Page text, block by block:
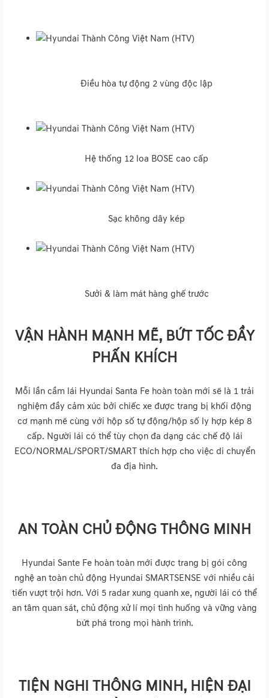
Điều hòa tự động 2 vùng độc lập
Hệ thống 12 loa BOSE cao cấp
Sạc không dây kép
Sưởi & làm mát hàng ghế trước
VẬN HÀNH MẠNH MẼ, BỨT TỐC ĐẦY
PHẤN KHÍCH
Mỗi lần cầm lái Hyundai Santa Fe hoàn toàn mới sẽ là 1 trải
nghiệm đầy cảm xúc bởi chiếc xe được trang bị khối động
cơ mạnh mẽ cùng với hộp số tự động/hộp số ly hợp kép 8
cấp. Người lái có thể tùy chọn đa dạng các chế độ lái
ECO/NORMAL/SPORT/SMART thích hợp cho việc di chuyển
đa địa hình.
AN TOÀN CHỦ ĐỘNG THÔNG MINH
Hyundai Sante Fe hoàn toàn mới được trang bị gói công
nghệ an toàn chủ động Hyundai SMARTSENSE với nhiều cải
tiến vượt trội hơn. Với 5 radar xung quanh xe, người lái có thể
an tâm quan sát, chủ động xử lí mọi tình huống và vững vàng
bứt phá trong mọi hành trình.
TIỆN NGHI THÔNG MINH, HIỆN ĐẠI